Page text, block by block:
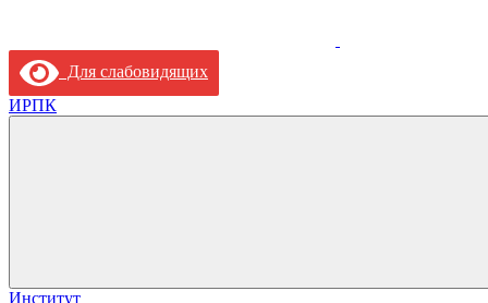
Для слабовидящих
ИРПК
Институт